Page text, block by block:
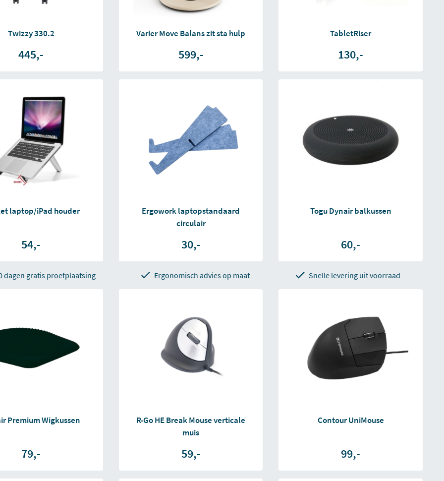
Twizzy 330.2
445,-
Varier Move Balans zit sta hulp
599,-
TabletRiser
130,-
laptop/iPad houder
54,-
Ergowork laptopstandaard
circulair
30,-
Togu Dynair balkussen
60,-
dagen gratis proefplaatsing Ergonomisch advies op maat Snelle levering uit voorraad
Premium Wigkussen
79,-
R-Go HE Break Mouse verticale
muis
59,-
Contour UniMouse
99,-